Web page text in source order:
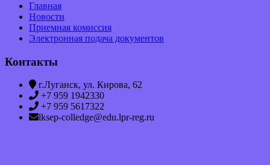
Главная
Новости
Приемная комиссия
Электронная подача документов
Контакты
г.Луганск, ул. Кирова, 62
+7 959 1942330
+7 959 5617322
lksep-colledge@edu.lpr-reg.ru